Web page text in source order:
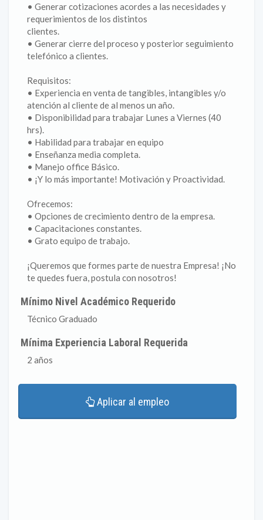
• Generar cotizaciones acordes a las necesidades y
requerimientos de los distintos
clientes.
• Generar cierre del proceso y posterior seguimiento
telefónico a clientes.
Requisitos:
• Experiencia en venta de tangibles, intangibles y/o
atención al cliente de al menos un año.
• Disponibilidad para trabajar Lunes a Viernes (40
hrs).
• Habilidad para trabajar en equipo
• Enseñanza media completa.
• Manejo office Básico.
• ¡Y lo más importante! Motivación y Proactividad.
Ofrecemos:
• Opciones de crecimiento dentro de la empresa.
• Capacitaciones constantes.
• Grato equipo de trabajo.
¡Queremos que formes parte de nuestra Empresa! ¡No
te quedes fuera, postula con nosotros!
Mínimo Nivel Académico Requerido
Técnico Graduado
Mínima Experiencia Laboral Requerida
2 años
Aplicar al empleo